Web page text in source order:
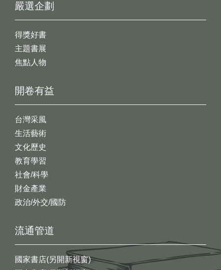
開卷有益
台灣采風
生活藝術
文化歷史
教育學習
社會/科學
財金產業
政治/外交/國防
嚴選企劃
得獎好書
主題書展
焦點人物
流通管道
國家書店(另開新視窗)